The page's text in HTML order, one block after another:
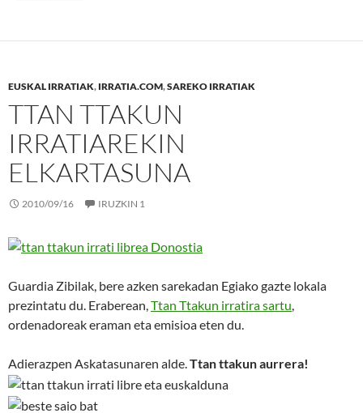
EUSKAL IRRATIAK, IRRATIA.COM,SAREKO IRRATIAK
TTAN TTAKUN
IRRATIAREKIN
ELKARTASUNA
2010/09/16 IRUZKIN 1
Guardia Zibilak, bere azken sarekadan Egiako gazte lokala
prezintatu du. Eraberean,Ttan Ttakun irratira sartu,
ordenadoreak eraman eta emisioa eten du.
Adierazpen Askatasunaren alde.Ttan ttakun aurrera!